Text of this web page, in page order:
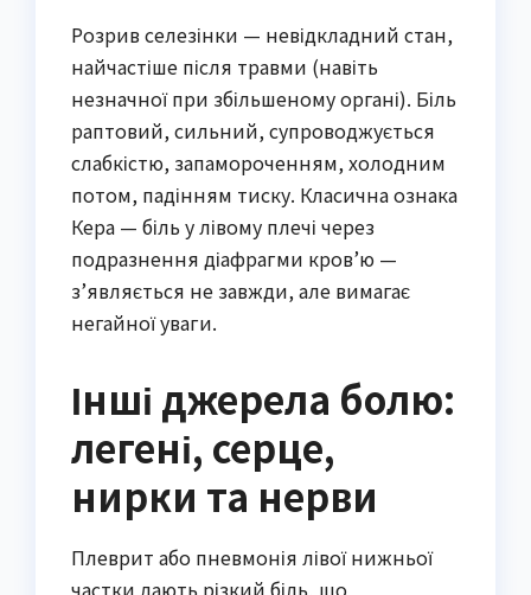
Розрив селезінки — невідкладний стан,
найчастіше після травми (навіть
незначної при збільшеному органі). Біль
раптовий, сильний, супроводжується
слабкістю, запамороченням, холодним
потом, падінням тиску. Класична ознака
Кера — біль у лівому плечі через
подразнення діафрагми кров’ю —
з’являється не завжди, але вимагає
негайної уваги.
Інші джерела болю:
легені, серце,
нирки та нерви
Плеврит або пневмонія лівої нижньої
частки дають різкий біль, що